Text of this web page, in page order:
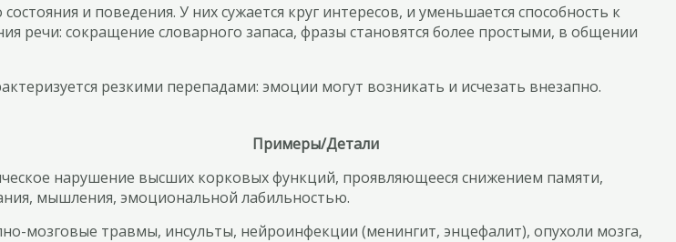
и поведения. У них сужается круг интересов, и уменьшается способность к
речи: сокращение словарного запаса, фразы становятся более простыми, в общении
резкими перепадами: эмоции могут возникать и исчезать внезапно.
Примеры/Детали
нарушение высших корковых функций, проявляющееся снижением памяти,
мышления, эмоциональной лабильностью.
мозговые травмы, инсульты, нейроинфекции (менингит, энцефалит), опухоли мозга,